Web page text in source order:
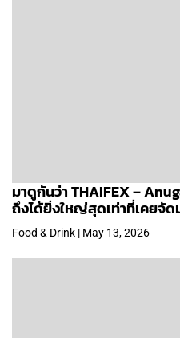
มาดูกันว่า THAIFEX –
ถึงได้ยิ่งใหญ่สุดเท่าที่เคยจัด
Food & Drink | May 13, 2026